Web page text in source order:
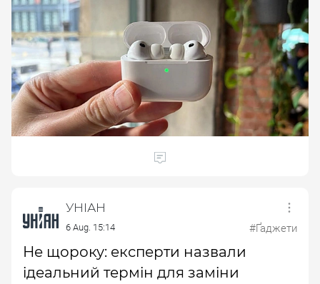
УНІАН
6 Aug. 15:14 #Ґаджети
Не щороку: експерти назвали
ідеальний термін для заміни